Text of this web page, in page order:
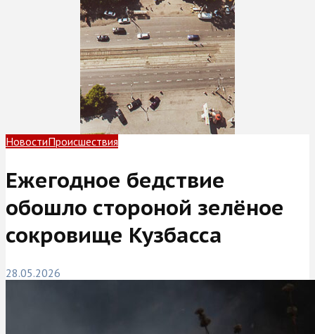
НовостиПроисшествия
Ежегодное бедствие
обошло стороной зелёное
сокровище Кузбасса
28.05.2026